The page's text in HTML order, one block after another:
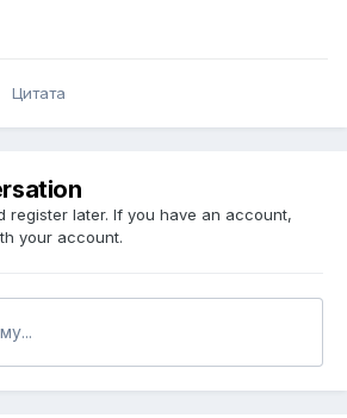
Цитата
register later. If you have an account,
your account.